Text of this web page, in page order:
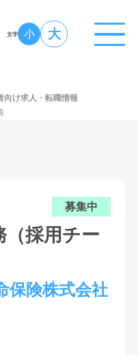
文字 小 大
向け求人・転職情報
募集中
（採用チー
保険株式会社